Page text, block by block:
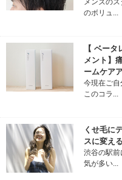
メンズの
のボリュ...
【 ベー
メント】
ームケア
今現在ご
このコラ...
くせ毛に
スに変え
渋谷の駅
気が多い...